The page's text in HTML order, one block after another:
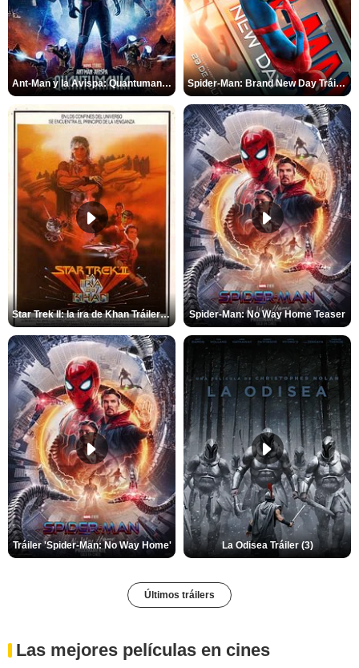
Ant-Man y la Avispa: Quantumanía Tráiler (2) Spider-Man: Brand New Day Tráiler (3)
Star Trek II: la ira de Khan Tráiler VO Spider-Man: No Way Home Teaser
Tráiler 'Spider-Man: No Way Home' La Odisea Tráiler (3)
Últimos tráilers
Las mejores películas en cines